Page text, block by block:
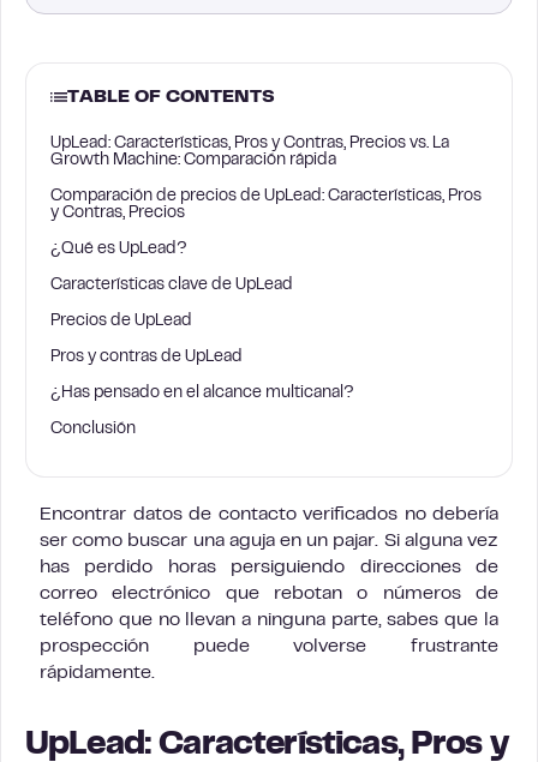
TABLE OF CONTENTS
UpLead: Características, Pros y Contras, Precios vs. La
Growth Machine: Comparación rápida
Comparación de precios de UpLead: Características, Pros
y Contras, Precios
¿Qué es UpLead?
Características clave de UpLead
Precios de UpLead
Pros y contras de UpLead
¿Has pensado en el alcance multicanal?
Conclusión
Encontrar datos de contacto verificados no debería
ser como buscar una aguja en un pajar. Si alguna vez
has perdido horas persiguiendo direcciones de
correo electrónico que rebotan o números de
teléfono que no llevan a ninguna parte, sabes que la
prospección puede volverse frustrante
rápidamente.
UpLead: Características, Pros y